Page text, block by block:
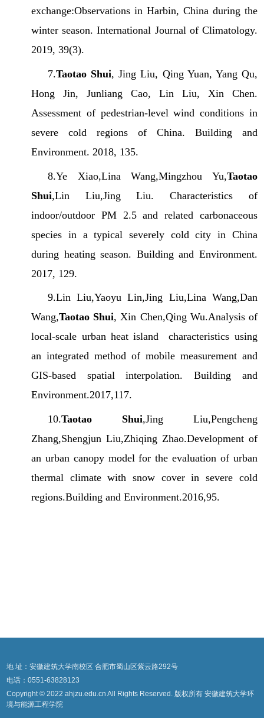
exchange:Observations in Harbin, China during the
winter season. International Journal of Climatology.
2019, 39(3).
7.Taotao Shui, Jing Liu, Qing Yuan, Yang Qu,
Hong Jin, Junliang Cao, Lin Liu, Xin Chen.
Assessment of pedestrian-level wind conditions in
severe cold regions of China. Building and
Environment. 2018, 135.
8.Ye Xiao,Lina Wang,Mingzhou Yu,Taotao
Shui,Lin Liu,Jing Liu. Characteristics of
indoor/outdoor PM 2.5 and related carbonaceous
species in a typical severely cold city in China
during heating season. Building and Environment.
2017, 129.
9.Lin Liu,Yaoyu Lin,Jing Liu,Lina Wang,Dan
Wang,Taotao Shui, Xin Chen,Qing Wu.Analysis of
local-scale urban heat island characteristics using
an integrated method of mobile measurement and
GIS-based spatial interpolation. Building and
Environment.2017,117.
10.Taotao Shui,Jing Liu,Pengcheng
Zhang,Shengjun Liu,Zhiqing Zhao.Development of
an urban canopy model for the evaluation of urban
thermal climate with snow cover in severe cold
regions.Building and Environment.2016,95.
地 址：安徽建筑大学南校区 合肥市蜀山区紫云路292号
电话：0551-63828123
Copyright © 2022 ahjzu.edu.cn All Rights Reserved. 版权所有 安徽建筑大学环
境与能源工程学院